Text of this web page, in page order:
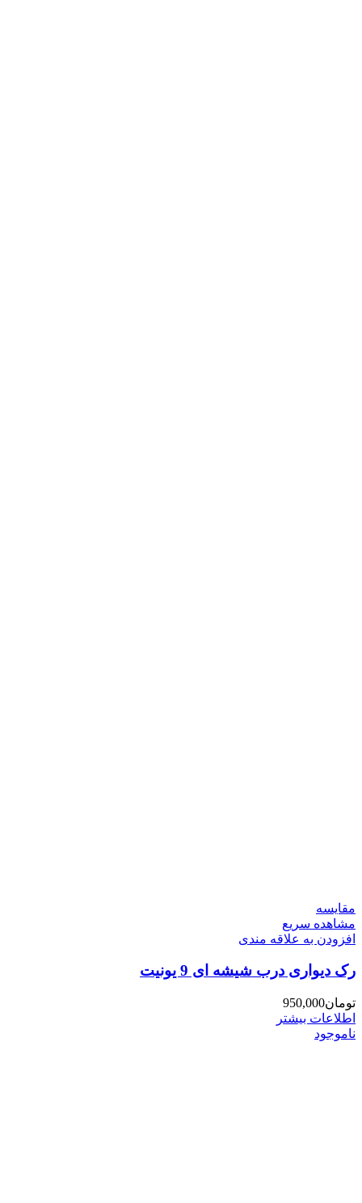
مقایسه
مشاهده سریع
افزودن به علاقه مندی
رک دیواری درب شیشه ای 9 یونیت
تومان950,000
اطلاعات بیشتر
ناموجود